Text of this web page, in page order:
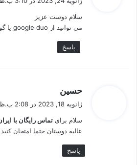
سلام دوست عزیز
می توانید از google duo یا گوگل میت استفاده نمایید.
پاسخ
حسین
ف
:
ژانویه 18, 2023 در 2:08 ب.ظ
سلام برای تماس رایگان با
عالیه دوستان حتما امتحان کنید
پاسخ